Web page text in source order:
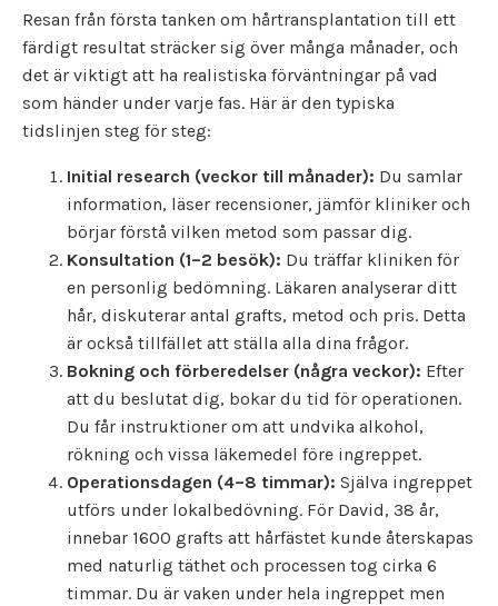
Resan från första tanken om hårtransplantation till ett
färdigt resultat sträcker sig över många månader, och
det är viktigt att ha realistiska förväntningar på vad
som händer under varje fas. Här är den typiska
tidslinjen steg för steg:
Initial research (veckor till månader): Du samlar
information, läser recensioner, jämför kliniker och
börjar förstå vilken metod som passar dig.
Konsultation (1–2 besök): Du träffar kliniken för
en personlig bedömning. Läkaren analyserar ditt
hår, diskuterar antal grafts, metod och pris. Detta
är också tillfället att ställa alla dina frågor.
Bokning och förberedelser (några veckor): Efter
att du beslutat dig, bokar du tid för operationen.
Du får instruktioner om att undvika alkohol,
rökning och vissa läkemedel före ingreppet.
Operationsdagen (4–8 timmar): Själva ingreppet
utförs under lokalbedövning. För David, 38 år,
innebar 1600 grafts att hårfästet kunde återskapas
med naturlig täthet och processen tog cirka 6
timmar. Du är vaken under hela ingreppet men